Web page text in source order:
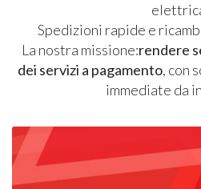
Spedizioni rapide e
La nostra missione:rendere
dei servizi a pagamento, con
immediate da